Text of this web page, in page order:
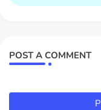
POST A COMMENT